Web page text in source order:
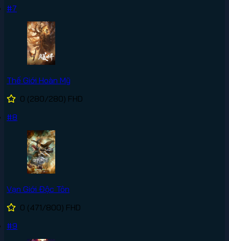
#7
Thế Giới Hoàn Mỹ
0 (280/280) FHD
#8
Vạn Giới Độc Tôn
0 (471/800) FHD
#9